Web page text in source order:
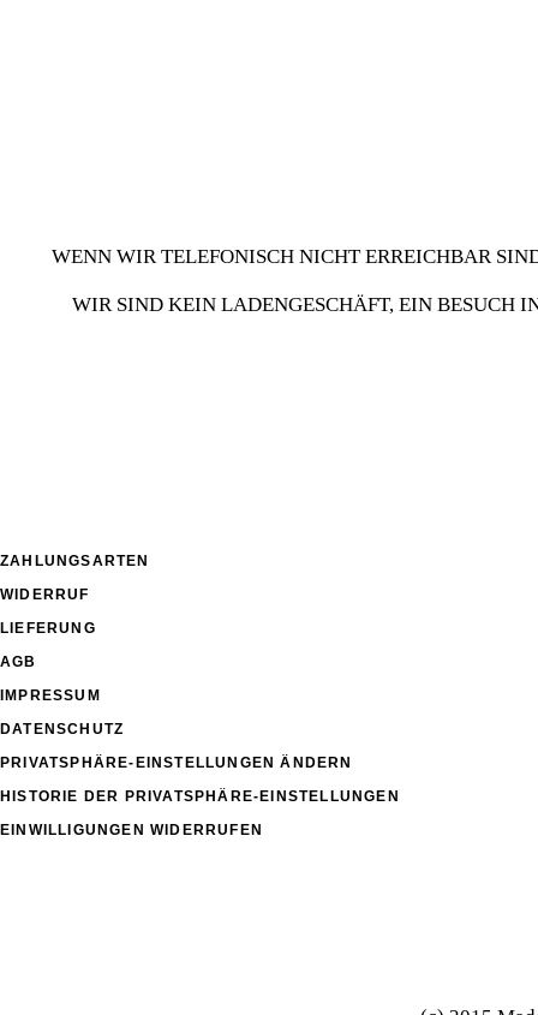
WENN WIR TELEFONISCH NICHT ERREICHBAR
WIR SIND KEIN LADENGESCHÄFT, EIN BESUCH
ZAHLUNGSARTEN
WIDERRUF
LIEFERUNG
AGB
IMPRESSUM
DATENSCHUTZ
PRIVATSPHÄRE-EINSTELLUNGEN ÄNDERN
HISTORIE DER PRIVATSPHÄRE-EINSTELLUNGEN
EINWILLIGUNGEN WIDERRUFEN